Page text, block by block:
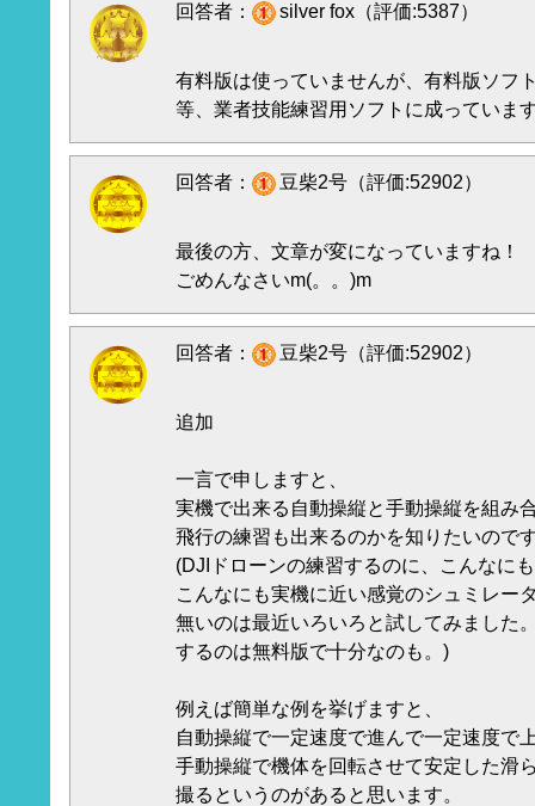
回答者： silver fox（評価:5387）
有料版は使っていませんが、有料版ソフ
等、業者技能練習用ソフトに成っていま
回答者： 豆柴2号（評価:52902）
最後の方、文章が変になっていますね！
ごめんなさいm(。。)m
回答者： 豆柴2号（評価:52902）
追加
一言で申しますと、
実機で出来る自動操縦と手動操縦を組み
飛行の練習も出来るのかを知りたいので
(DJIドローンの練習するのに、こんなに
こんなにも実機に近い感覚のシュミレー
無いのは最近いろいろと試してみました
するのは無料版で十分なのも。)
例えば簡単な例を挙げますと、
自動操縦で一定速度で進んで一定速度で
手動操縦で機体を回転させて安定した滑
撮るというのがあると思います。